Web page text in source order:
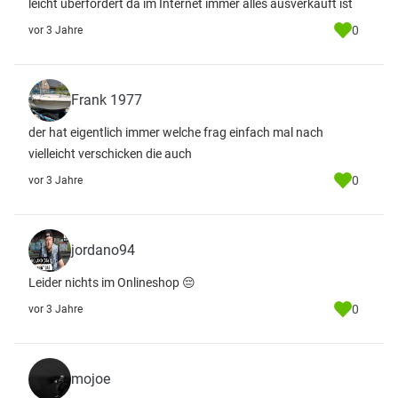
leicht überfordert da im Internet immer alles ausverkauft ist
vor 3 Jahre 0
Frank 1977
der hat eigentlich immer welche frag einfach mal nach
vielleicht verschicken die auch
vor 3 Jahre 0
jordano94
Leider nichts im Onlineshop 😔
vor 3 Jahre 0
mojoe